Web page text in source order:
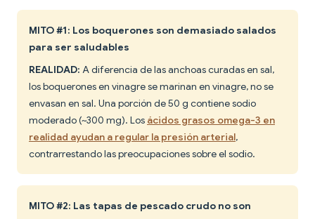
MITO #1: Los boquerones son demasiado salados
para ser saludables
REALIDAD: A diferencia de las anchoas curadas en sal,
los boquerones en vinagre se marinan en vinagre, no se
envasan en sal. Una porción de 50 g contiene sodio
moderado (~300 mg). Los ácidos grasos omega-3 en
realidad ayudan a regular la presión arterial,
contrarrestando las preocupaciones sobre el sodio.
MITO #2: Las tapas de pescado crudo no son